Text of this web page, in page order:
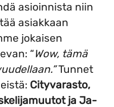
asioinnista niin
asiakkaan
jokaisen
“Wow, tämä
Tunnet
Cityvarasto,
ja Ja-